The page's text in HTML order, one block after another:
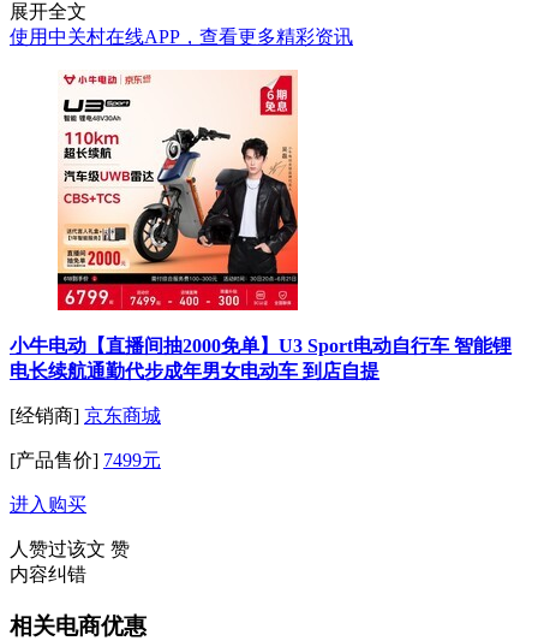
展开全文
使用中关村在线APP，查看更多精彩资讯
小牛电动【直播间抽2000免单】U3 Sport电动自行车 智能锂
电长续航通勤代步成年男女电动车 到店自提
[经销商] 京东商城
[产品售价] 7499元
进入购买
人赞过该文 赞
内容纠错
相关电商优惠